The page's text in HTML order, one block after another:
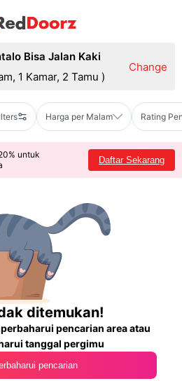
Bisa Jalan Kaki
1 Kamar, 2 Tamu )
Change
Harga per Malam Rating
untuk
Daftar Sekarang
ditemukan!
pencarian area atau
tanggal pergimu
pencarian